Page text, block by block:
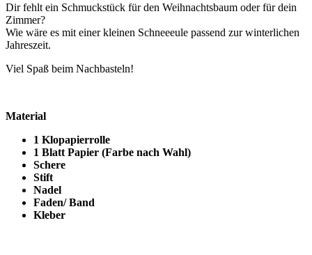
Dir fehlt ein Schmuckstück für den Weihnachtsbaum oder für dein
Zimmer?
Wie wäre es mit einer kleinen Schneeeule passend zur winterlichen
Jahreszeit.
Viel Spaß beim Nachbasteln!
Material
1 Klopapierrolle
1 Blatt Papier (Farbe nach Wahl)
Schere
Stift
Nadel
Faden/ Band
Kleber